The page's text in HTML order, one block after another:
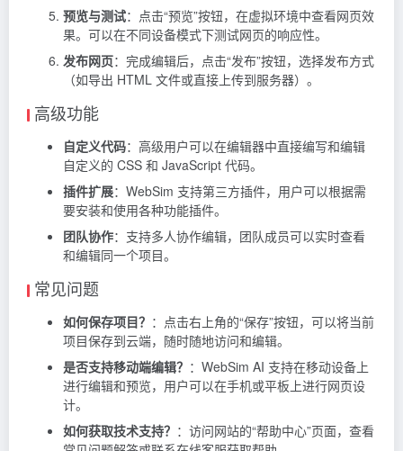
预览与测试：点击“预览”按钮，在虚拟环境中查看网页效
果。可以在不同设备模式下测试网页的响应性。
发布网页：完成编辑后，点击“发布”按钮，选择发布方式
（如导出 HTML 文件或直接上传到服务器）。
高级功能
自定义代码：高级用户可以在编辑器中直接编写和编辑
自定义的 CSS 和 JavaScript 代码。
插件扩展：WebSim 支持第三方插件，用户可以根据需
要安装和使用各种功能插件。
团队协作：支持多人协作编辑，团队成员可以实时查看
和编辑同一个项目。
常见问题
如何保存项目？ ：点击右上角的“保存”按钮，可以将当前
项目保存到云端，随时随地访问和编辑。
是否支持移动端编辑？ ：WebSim AI 支持在移动设备上
进行编辑和预览，用户可以在手机或平板上进行网页设
计。
如何获取技术支持？ ：访问网站的“帮助中心”页面，查看